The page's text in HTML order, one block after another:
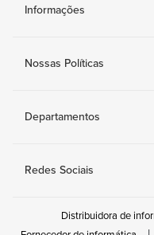
Informações
Nossas Políticas
Departamentos
Redes Sociais
Distribuidora de